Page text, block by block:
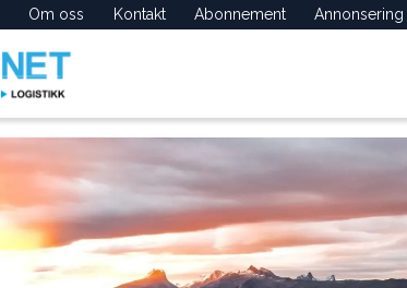
Om oss Kontakt Abonnement Annonsering